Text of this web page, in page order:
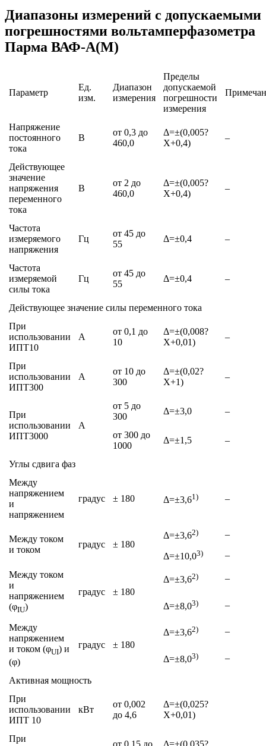
Диапазоны измерений с допускаемыми
погрешностями вольтамперфазометра
Парма ВАФ-А(М)
Параметр
Ед.
изм.
Диапазон
измерения
Пределы
допускаемой
погрешности
измерения
Напряжение
постоянного
тока
В
от 0,3 до
460,0
Δ=±(0,005?
Х+0,4)
–
Действующее
значение
напряжения
переменного
тока
В
от 2 до
460,0
Δ=±(0,005?
Х+0,4)
–
Частота
измеряемого
напряжения
Гц
от 45 до
55
Δ=±0,4 –
Частота
измеряемой
силы тока
Гц
от 45 до
55
Δ=±0,4 –
Действующее значение силы переменного тока
При
использовании
ИПТ10
А
от 0,1 до
10
Δ=±(0,008?
Х+0,01)
–
При
использовании
ИПТ300
А
от 10 до
300
Δ=±(0,02?
Х+1)
–
При
использовании
ИПТ3000
А
от 5 до
300
Δ=±3,0 –
от 300 до
1000
Δ=±1,5 –
Углы сдвига фаз
Между
напряжением
и
напряжением
градус ± 180 Δ=±3,61) –
Между током
и током
градус ± 180
Δ=±3,62) –
Δ=±10,03)
–
Между током
и
напряжением
(φIU)
градус ± 180
Δ=±3,62) –
Δ=±8,03) –
Между
напряжением
и током (φUI) и
(φ)
градус ± 180
Δ=±3,62) –
Δ=±8,03) –
Активная мощность
При
использовании
ИПТ 10
кВт
от 0,002
до 4,6
Δ=±(0,025?
Х+0,01)
При
от 0,15 до Δ=±(0,035?